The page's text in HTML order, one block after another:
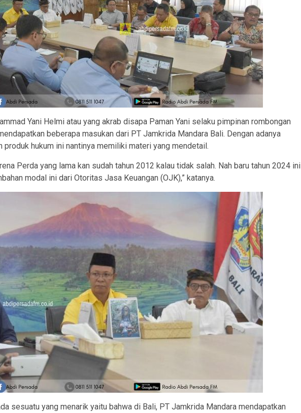
Yani Helmi atau yang akrab disapa Paman Yani selaku pimpinan rombongan
beberapa masukan dari PT Jamkrida Mandara Bali. Dengan adanya
produk hukum ini nantinya memiliki materi yang mendetail.
Perda yang lama kan sudah tahun 2012 kalau tidak salah. Nah baru tahun 2024 ini
modal ini dari Otoritas Jasa Keuangan (OJK),” katanya.
sesuatu yang menarik yaitu bahwa di Bali, PT Jamkrida Mandara mendapatkan